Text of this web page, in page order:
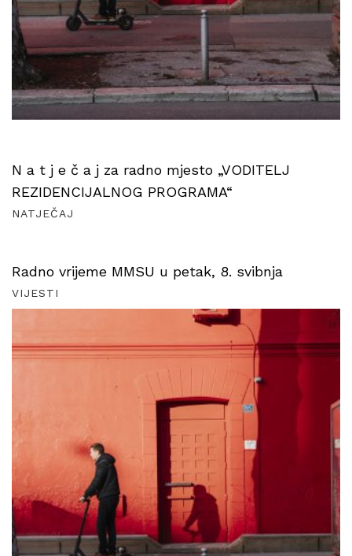
N a t j e č a j za radno mjesto „VODITELJ
REZIDENCIJALNOG PROGRAMA“
NATJEČAJ
Radno vrijeme MMSU u petak, 8. svibnja
VIJESTI